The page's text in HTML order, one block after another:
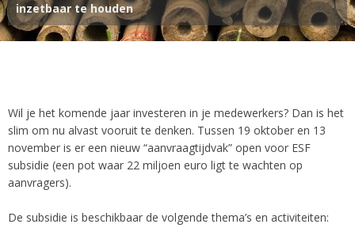
inzetbaar te houden
Wil je het komende jaar investeren in je medewerkers? Dan is het
slim om nu alvast vooruit te denken. Tussen 19 oktober en 13
november is er een nieuw “aanvraagtijdvak” open voor ESF
subsidie (een pot waar 22 miljoen euro ligt te wachten op
aanvragers).
De subsidie is beschikbaar de volgende thema’s en activiteiten: